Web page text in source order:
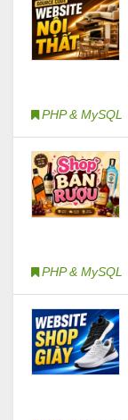
PHP & MySQL
PHP & MySQL